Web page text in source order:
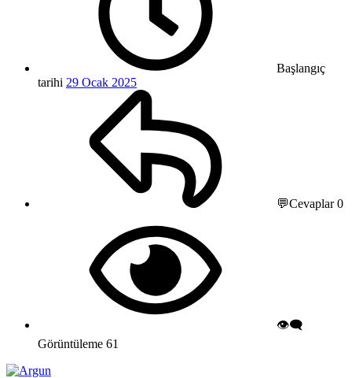
Başlangıç
tarihi 29 Ocak 2025
💬Cevaplar0
👁️‍🗨️
Görüntüleme 61